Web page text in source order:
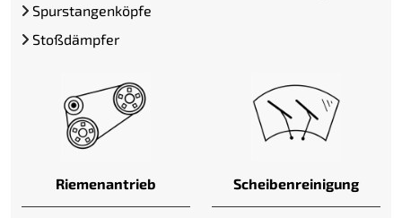
Spurstangenköpfe
Stoßdämpfer
Riemenantrieb Scheibenreinigung